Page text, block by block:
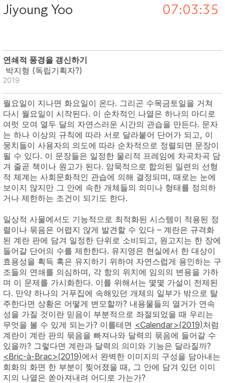
Jiyoung Yoo
연쇄적 풍경을 갱신하기
박지형 (독립기획자?)
2019
월요일이 지나면 화요일이 온다. 그리곤 수목금토일을 거쳐
다시 월요일이 시작된다. 이 순차적인 나열은 하나의 마디로
여럿 모여 열두 달의 자연스러운 시간의 관습을 만든다. 문자
는 하나 이상의 규칙에 따라 서로 달라붙어 단어가 되고, 이
뭉치들이 사용자의 의도에 따라 순차적으로 정렬되면 문장이
될 수 있다. 이 문장들은 일정한 물리적 프레임에 차곡차곡 담
겨 줄곧 책이나 원고가 된다. 암묵적으로 합의된 일련의 선형
적 체계는 사회문화적인 관습에 의해 결정되며, 때로는 눈에
보이지 않지만 그 안에 속한 개체들의 의미나 형태를 정의하
거나 제한하는 조건이 되기도 한다.
일상적 사물에서도 기능적으로 최적화된 시스템이 적용된 정
렬이나 묶음은 어렵지 않게 발견할 수 있다 – 계란은 규격화
된 계란 판에 담겨 일정한 단위로 소비되고, 원고지는 한 장에
들어갈 단어의 수를 제한한다. 유지영은 현실에서 한 대상이
효용성을 획득 혹은 유지하기 위하여 자연스럽게 용인하는 구
조들의 연쇄를 의심하며, 각 항의 위치에 임의의 변용을 가하
며 이 문제를 가시화한다. 이를 위해서는 몇몇 가설이 전제된
다. 만약 하나의 거푸집에 속해있던 개체의 일부가 밖으로 탈
주한다면 상황은 어떻게 변모할까? 내용물들의 열거가 연속
성을 가질 것이란 믿음이 부분적으로 좌절되었을 때 우리는
무엇을 볼 수 있게 되는가? 이를테면 <Calendar>(2019)처럼
계란이 계란 판의 묶음을 빠져나와 달력의 묶음에 들어갈 수
있을까? 그렇다면 계란과 달력의 의미와 기능은 달라질까?
<Bric-à-Brac>(2019)에서 완벽한 이미지의 구성을 담아내는
회화의 화면 한 부분이 찢어졌을 때, 그 안에 담겨 있던 이미
지의 나열은 쏟아져내려 어디로 가는가?